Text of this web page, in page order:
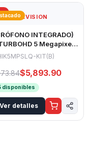
HIKVISION
INTEGRADO)
5 Megapixel /
Canales / 4 Cámaras
KIT(B)
$5,893.90
disponibles
detalles